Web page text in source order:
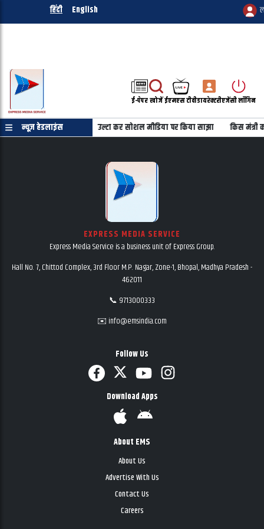
हिंदी English
ई-पेपरखोजेंईएमएस टीवीडायरेक्टरीएजेंसी लॉगिन
न्यूज़ हेडलाइंस
महबूबा की तस्वीर को उल्टा कर सोशल मीडिया पर किया साझा किस मंत्री
EXPRESS MEDIA SERVICE
Express Media Service is a business unit of Express Group.
Hall No. 7, Chittod Complex, 3rd Floor M.P. Nagar, Zone-1, Bhopal, Madhya Pradesh -
462011
📞 9713000333
✉️ info@emsindia.com
Follow Us
Download Apps
About EMS
About Us
Advertise With Us
Contact Us
Careers